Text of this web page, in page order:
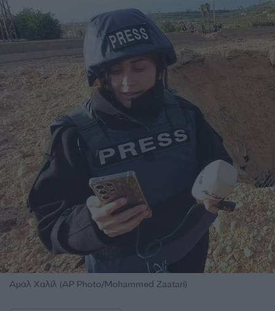
Αμάλ Χαλίλ (AP Photo/Mohammed Zaatari)